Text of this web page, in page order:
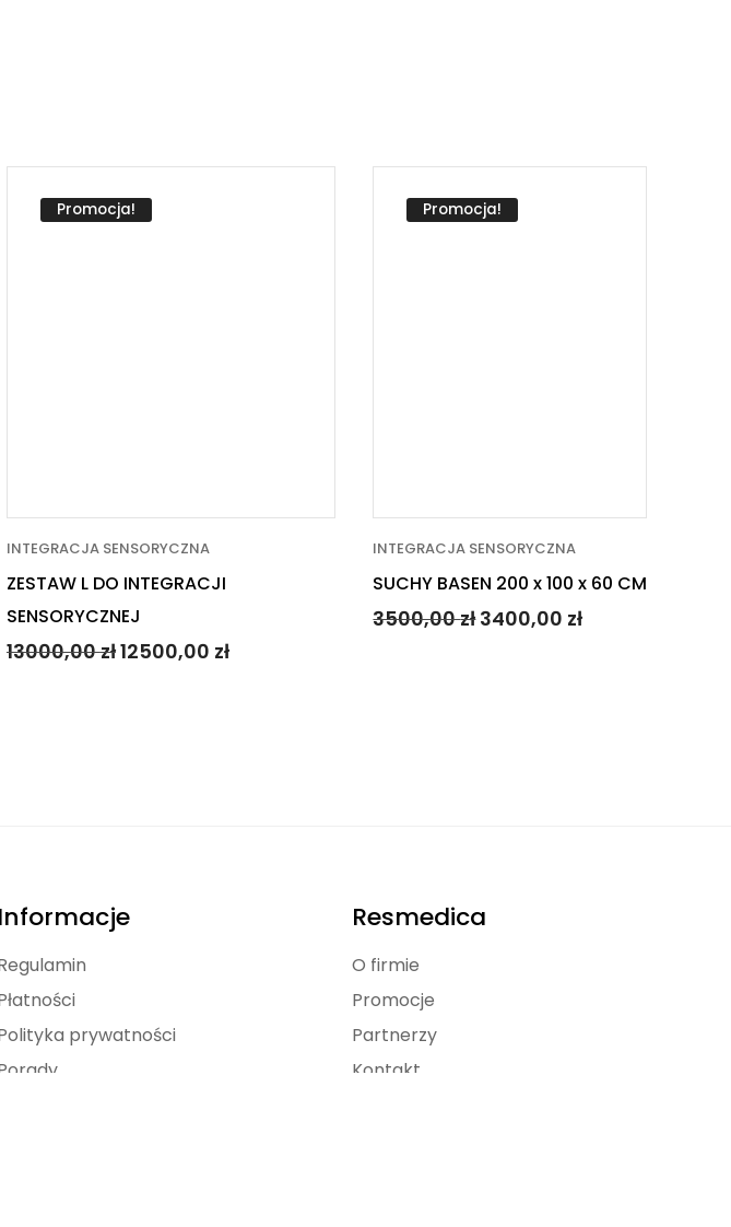
Promocja!
INTEGRACJA SENSORYCZNA
ZESTAW L DO INTEGRACJI
SENSORYCZNEJ
13000,00zł12500,00 zł
Promocja!
INTEGRACJA SENSORYCZNA
SUCHY BASEN 200 x 100 x 60 CM
3500,00zł3400,00 zł
Informacje
prywatności
Resmedica
O firmie
Promocje
Partnerzy
Kontakt